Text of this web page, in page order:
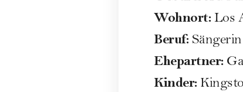
Wohnort: Los
Beruf:Sängerin
Ehepartner:
Kinder: